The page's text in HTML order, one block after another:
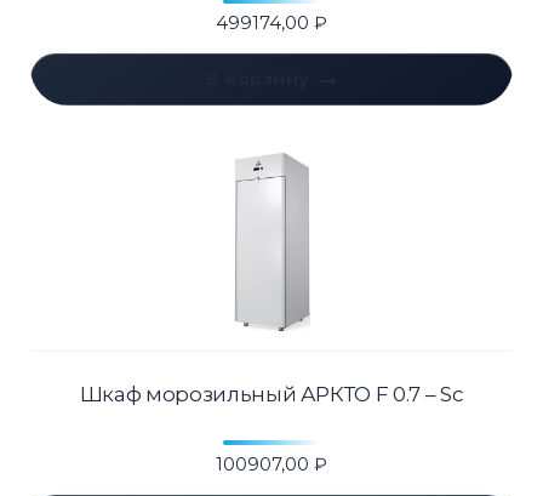
499174,00 ₽
Шкаф морозильный АРКТО F 0.7 – Sc
100907,00 ₽